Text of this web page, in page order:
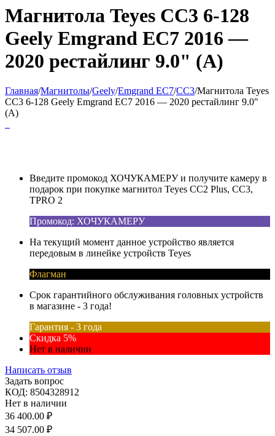
Магнитола Teyes CC3 6-128
Geely Emgrand EC7 2016 —
2020 рестайлинг 9.0" (A)
Главная/Магнитолы/Geely/Emgrand EC7/CC3/Магнитола Teyes
CC3 6-128 Geely Emgrand EC7 2016 — 2020 рестайлинг 9.0"
(A)
Введите промокод ХОЧУКАМЕРУ и получите камеру в
подарок при покупке магнитол Teyes CC2 Plus, CC3,
TPRO 2
Промокод: ХОЧУКАМЕРУ
На текущий момент данное устройство является
передовым в линейке устройств Teyes
Флагман
Срок гарантийного обслуживания головных устройств
в магазине - 3 года!
Гарантия - 3 года
Скидка 5%
Нет в наличии
Написать отзыв
Задать вопрос
КОД: 8504328912
Нет в наличии
36 400.00 ₽
34 507.00 ₽